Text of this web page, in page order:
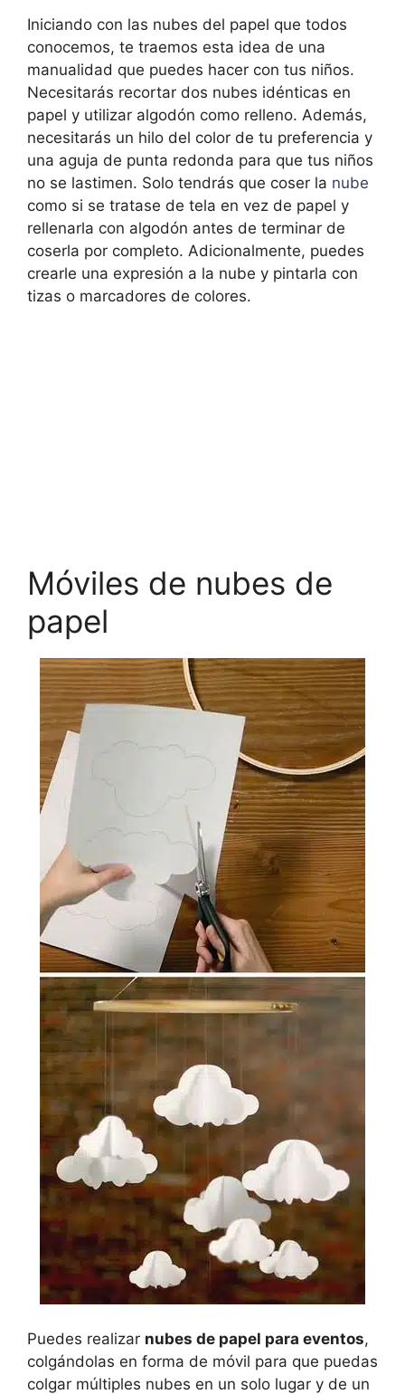
Iniciando con las nubes del papel que todos
conocemos, te traemos esta idea de una
manualidad que puedes hacer con tus niños.
Necesitarás recortar dos nubes idénticas en
papel y utilizar algodón como relleno. Además,
necesitarás un hilo del color de tu preferencia y
una aguja de punta redonda para que tus niños
no se lastimen. Solo tendrás que coser la nube
como si se tratase de tela en vez de papel y
rellenarla con algodón antes de terminar de
coserla por completo. Adicionalmente, puedes
crearle una expresión a la nube y pintarla con
tizas o marcadores de colores.
Móviles de nubes de
papel
Puedes realizar nubes de papel para eventos,
colgándolas en forma de móvil para que puedas
colgar múltiples nubes en un solo lugar y de un